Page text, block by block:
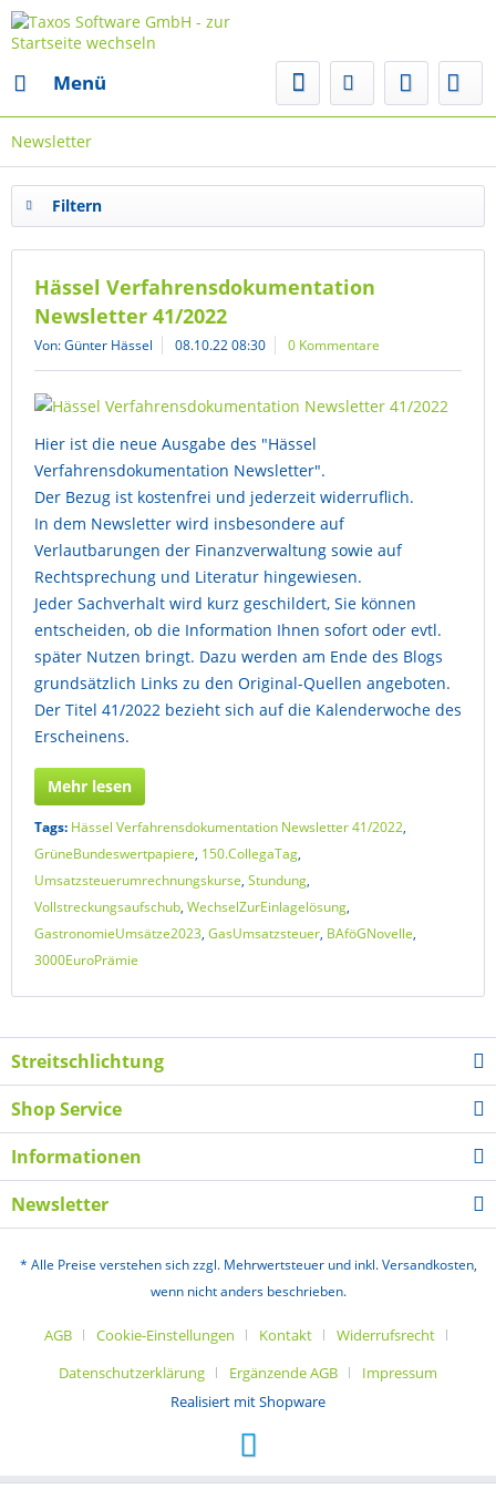
Menü
Newsletter
Filtern
Hässel Verfahrensdokumentation
Newsletter 41/2022
Von: Günter Hässel 08.10.22 08:30 0 Kommentare
Hier ist die neue Ausgabe des "Hässel
Verfahrensdokumentation Newsletter".
Der Bezug ist kostenfrei und jederzeit widerruflich.
In dem Newsletter wird insbesondere auf
Verlautbarungen der Finanzverwaltung sowie auf
Rechtsprechung und Literatur hingewiesen.
Jeder Sachverhalt wird kurz geschildert, Sie können
entscheiden, ob die Information Ihnen sofort oder evtl.
später Nutzen bringt. Dazu werden am Ende des Blogs
grundsätzlich Links zu den Original-Quellen angeboten.
Der Titel 41/2022 bezieht sich auf die Kalenderwoche des
Erscheinens.
Mehr lesen
Tags: Hässel Verfahrensdokumentation Newsletter 41/2022,
GrüneBundeswertpapiere, 150.CollegaTag,
Umsatzsteuerumrechnungskurse, Stundung,
Vollstreckungsaufschub, WechselZurEinlagelösung,
GastronomieUmsätze2023, GasUmsatzsteuer, BAföGNovelle,
3000EuroPrämie
Streitschlichtung
Shop Service
Informationen
Newsletter
* Alle Preise verstehen sich zzgl. Mehrwertsteuer und inkl. Versandkosten,
wenn nicht anders beschrieben.
AGB Cookie-Einstellungen Kontakt
Widerrufsrecht
Datenschutzerklärung
Ergänzende AGB
Impressum
Realisiert mit Shopware